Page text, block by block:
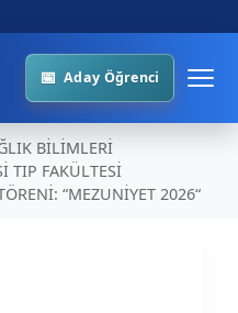
Aday Öğrenci
BİLİMLERİ
TIP FAKÜLTESİ
“MEZUNİYET 2026“